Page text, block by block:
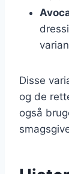
Disse
og de
også